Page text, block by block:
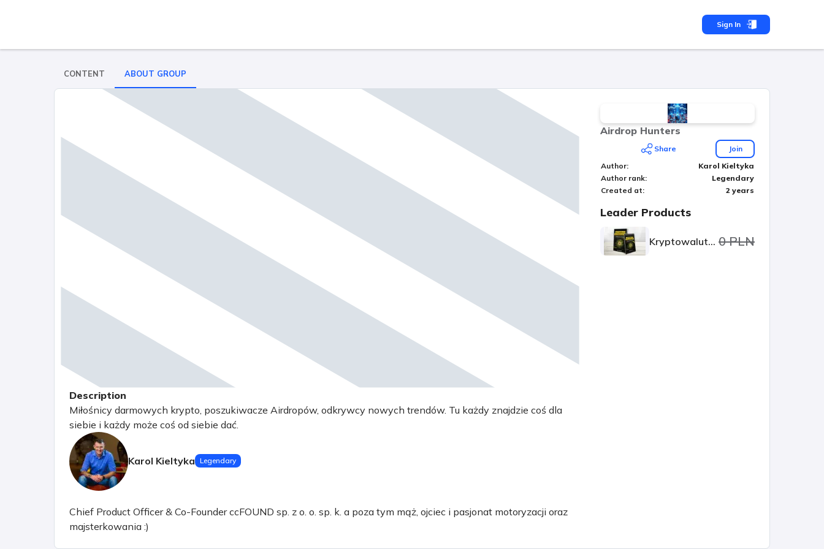
Sign In
CONTENT ABOUT GROUP
Description
Miłośnicy darmowych krypto, poszukiwacze Airdropów, odkrywcy nowych trendów. Tu każdy znajdzie coś dla
siebie i każdy może coś od siebie dać.
Karol Kieltyka Legendary
Chief Product Officer & Co-Founder ccFOUND sp. z o. o. sp. k. a poza tym mąż, ojciec i pasjonat motoryzacji oraz
majsterkowania :)
Airdrop Hunters
Share
Join
Author:
Karol Kieltyka
Author rank:
Legendary
Created at: 2 years
Leader Products
Kryptowaluty dla początkujących 0 PLN